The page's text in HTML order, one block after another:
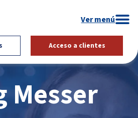
Acceso a clientes
Messer